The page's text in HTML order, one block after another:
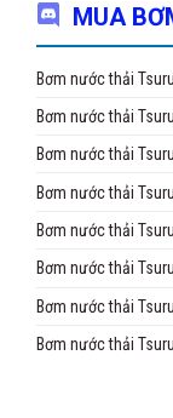
MUA
Bơm nước thải
Bơm nước thải
Bơm nước thải
Bơm nước thải
Bơm nước thải
Bơm nước thải
Bơm nước thải
Bơm nước thải